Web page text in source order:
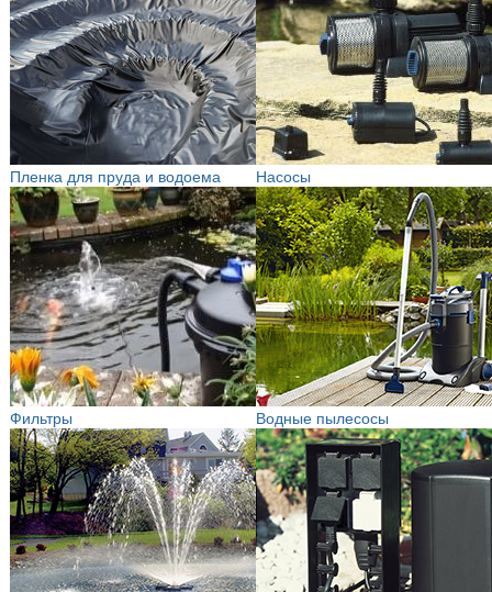
Пленка для пруда и водоема Насосы
Фильтры Водные пылесосы